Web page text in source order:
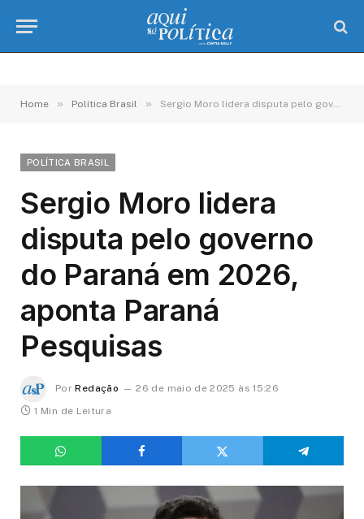
Home » Política Brasil » Sergio Moro lidera disputa pelo governo do Paraná em 2026, aponta Paraná Pesquisas
POLÍTICA BRASIL
Sergio Moro lidera
disputa pelo governo
do Paraná em 2026,
aponta Paraná
Pesquisas
Por Redação
26 de maio de 2025 às 15:26
1 Min de Leitura